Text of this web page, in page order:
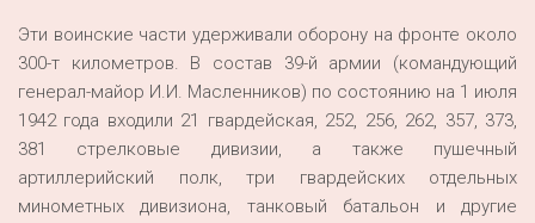
Эти воинские части удерживали оборону на фронте около
300-т километров. В состав 39-й армии (командующий
генерал-майор И.И. Масленников) по состоянию на 1 июля
1942 года входили 21 гвардейская, 252, 256, 262, 357, 373,
381 стрелковые дивизии, а также пушечный
артиллерийский полк, три гвардейских отдельных
минометных дивизиона, танковый батальон и другие